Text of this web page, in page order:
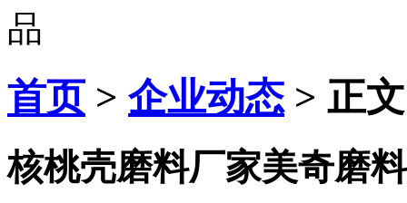
首页> 企业动态 > 正文
核桃壳磨料厂家美奇磨